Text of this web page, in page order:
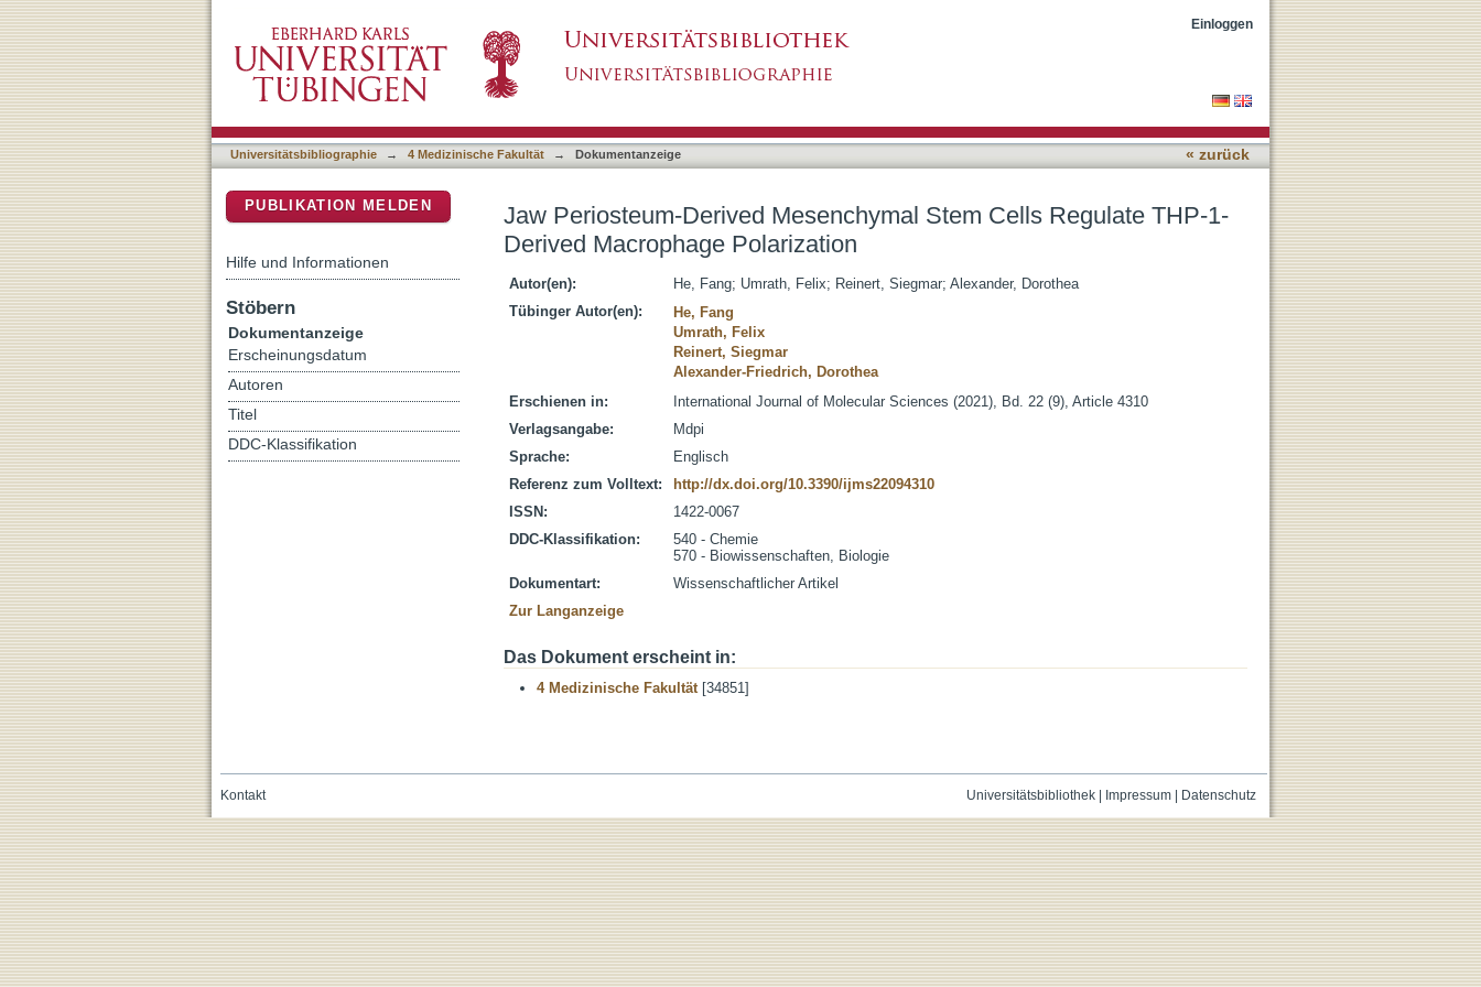
Polarization
Einloggen
Universitätsbibliographie → 4 Medizinische Fakultät → Dokumentanzeige « zurück
Jaw Periosteum-Derived Mesenchymal Stem Cells Regulate THP-1-
Derived Macrophage Polarization
Autor(en): He, Fang; Umrath, Felix; Reinert, Siegmar; Alexander, Dorothea
Tübinger Autor(en):
He, Fang
Umrath, Felix
Reinert, Siegmar
Alexander-Friedrich, Dorothea
Erschienen in:
International Journal of Molecular Sciences (2021), Bd. 22 (9), Article 4310
Verlagsangabe:
Mdpi
Sprache:
Englisch
Referenz zum Volltext:
http://dx.doi.org/10.3390/ijms22094310
ISSN:
1422-0067
DDC-Klassifikation:
540 - Chemie
570 - Biowissenschaften, Biologie
Dokumentart:
Wissenschaftlicher Artikel
Zur Langanzeige
Das Dokument erscheint in:
4 Medizinische Fakultät[34851]
PUBLIKATION MELDEN
Hilfe und Informationen
Stöbern
Dokumentanzeige
Erscheinungsdatum
Autoren
Titel
DDC-Klassifikation
Universitätsbibliothek| Impressum| Datenschutz
Kontakt